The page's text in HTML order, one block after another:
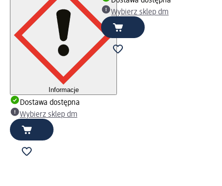
Informacje
Dostawa dostępna
Wybierz sklep dm
Wybierz sklep dm